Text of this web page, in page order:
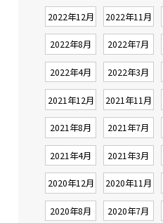
2022年12月 2022年11月
2022年8月 2022年7月
2022年4月 2022年3月
2021年12月 2021年11月
2021年8月 2021年7月
2021年4月 2021年3月
2020年12月 2020年11月
2020年8月 2020年7月